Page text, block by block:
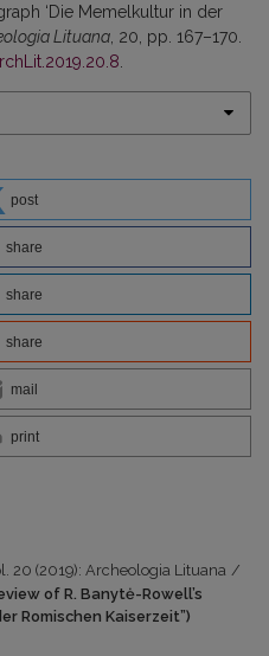
‘Die Memelkultur in der
Lituana, 20, pp. 167–170.
post
share
share
share
mail
print
20 (2019): Archeologia Lituana /
of R. Banytė-Rowell’s
Romischen Kaiserzeit”)